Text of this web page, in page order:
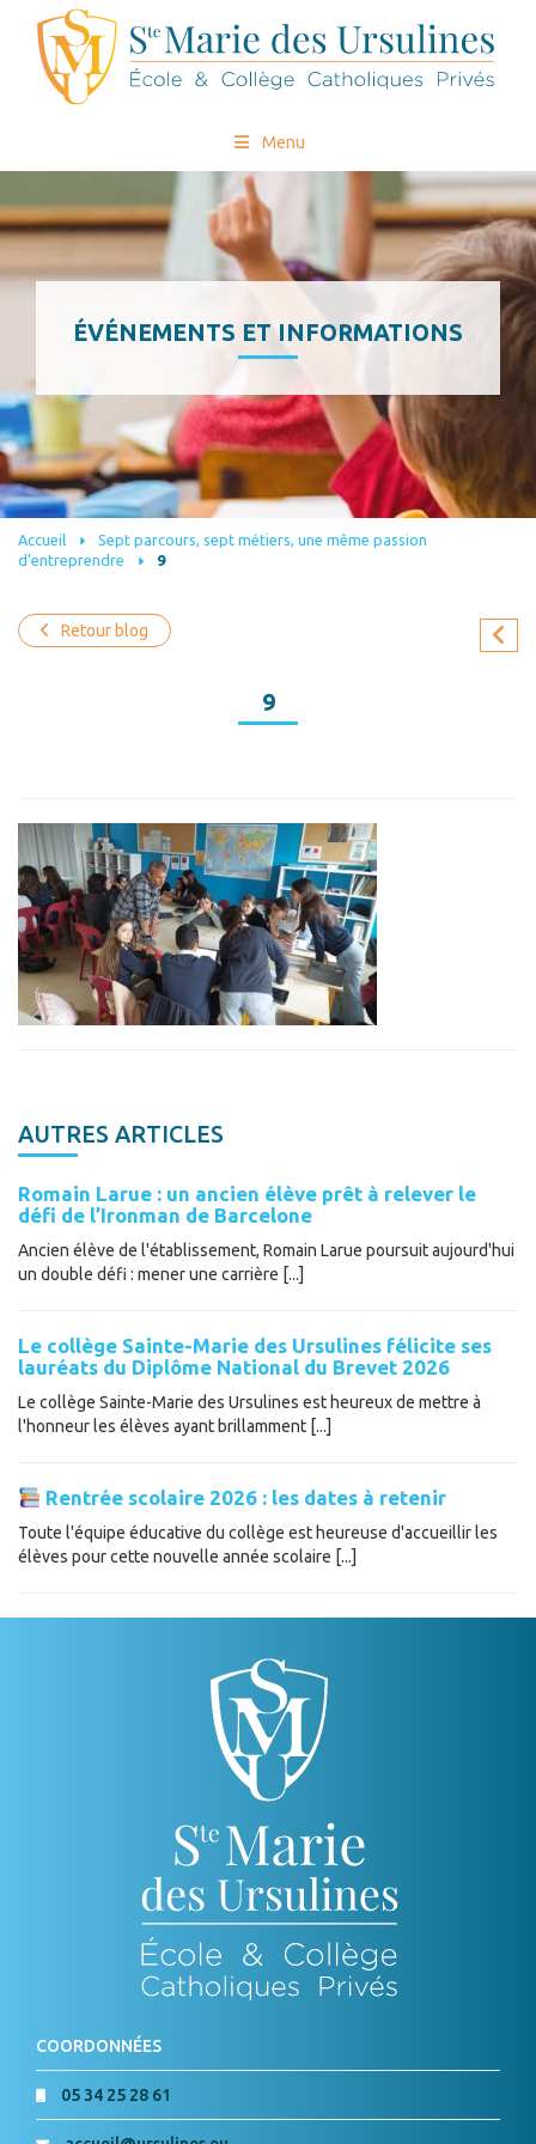
Menu
ÉVÉNEMENTS ET INFORMATIONS
Accueil
Sept parcours, sept métiers, une même passion
d’entreprendre
9
Retour blog
9
AUTRES ARTICLES
Romain Larue : un ancien élève prêt à relever le
défi de l’Ironman de Barcelone
Ancien élève de l'établissement, Romain Larue poursuit aujourd'hui
un double défi : mener une carrière [...]
Le collège Sainte-Marie des Ursulines félicite ses
lauréats du Diplôme National du Brevet 2026
Le collège Sainte-Marie des Ursulines est heureux de mettre à
l'honneur les élèves ayant brillamment [...]
Rentrée scolaire 2026 : les dates à retenir
Toute l'équipe éducative du collège est heureuse d'accueillir les
élèves pour cette nouvelle année scolaire [...]
COORDONNÉES
05 34 25 28 61